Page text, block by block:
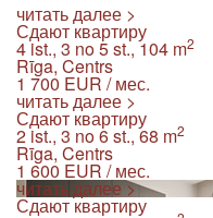
читать далее >
Сдают квартиру
4 ist., 3 no 5 st., 104 m2
Rīga, Centrs
1 700 EUR / мес.
читать далее >
Сдают квартиру
2 ist., 3 no 6 st., 68 m2
Rīga, Centrs
1 600 EUR / мес.
читать далее >
Сдают квартиру